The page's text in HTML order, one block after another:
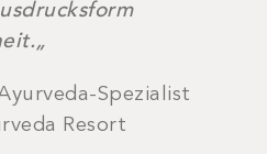
„
Spezialist
Resort